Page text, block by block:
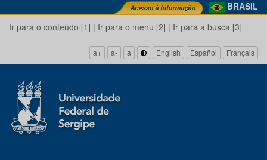
BRASIL
Ir para o conteúdo [1] | Ir para o menu [2] | Ir para a busca [3]
a+ a- a English Español Français